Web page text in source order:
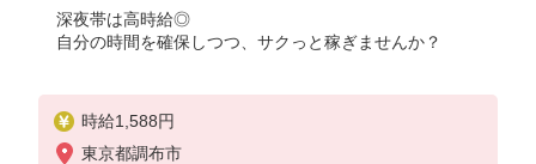
深夜帯は高時給◎
自分の時間を確保しつつ、サクっと稼ぎませんか？
時給1,588円
東京都調布市